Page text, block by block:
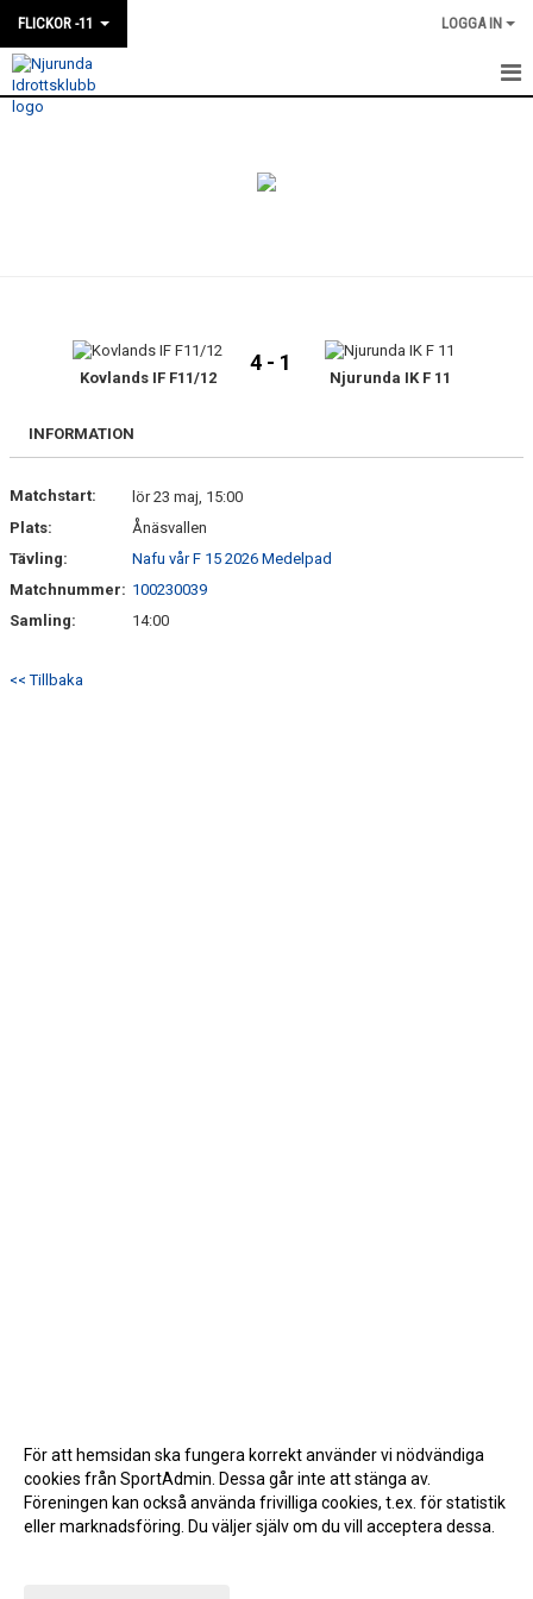
FLICKOR -11 LOGGA IN
HEM
BILDGALLERI
DOKUMENT
Kovlands IF F11/12
4 - 1
Njurunda IK F 11
INFORMATION
Matchstart:
lör 23 maj, 15:00
Plats:
Ånäsvallen
Tävling:
Nafu vår F 15 2026 Medelpad
Matchnummer: 100230039
Samling:
14:00
<< Tillbaka
För att hemsidan ska fungera korrekt använder vi nödvändiga
cookies från SportAdmin. Dessa går inte att stänga av.
Föreningen kan också använda frivilliga cookies, t.ex. för statistik
eller marknadsföring. Du väljer själv om du vill acceptera dessa.